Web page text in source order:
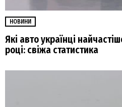
НОВИНИ
Які авто українці
році: свіжа статистика